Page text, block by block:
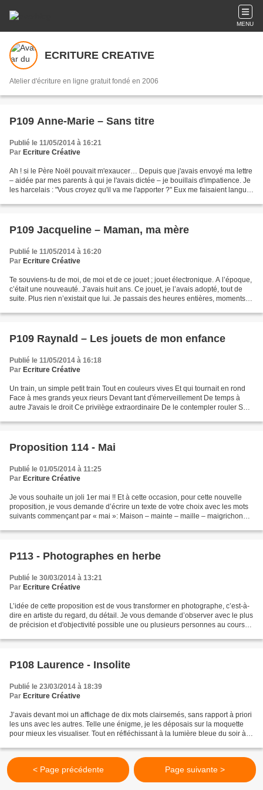
MENU
ECRITURE CREATIVE
Atelier d'écriture en ligne gratuit fondé en 2006
P109 Anne-Marie – Sans titre
Publié le 11/05/2014 à 16:21
Par Ecriture Créative
Ah ! si le Père Noël pouvait m'exaucer… Depuis que j'avais envoyé ma lettre
– aidée par mes parents à qui je l'avais dictée – je bouillais d'impatience. Je
les harcelais : "Vous croyez qu'il va me l'apporter ?" Eux me faisaient languir,
P109 Jacqueline – Maman, ma mère
Publié le 11/05/2014 à 16:20
Par Ecriture Créative
Te souviens-tu de moi, de moi et de ce jouet ; jouet électronique. A l’époque,
c’était une nouveauté. J’avais huit ans. Ce jouet, je l’avais adopté, tout de
suite. Plus rien n’existait que lui. Je passais des heures entières, moments
P109 Raynald – Les jouets de mon enfance
Publié le 11/05/2014 à 16:18
Par Ecriture Créative
Un train, un simple petit train Tout en couleurs vives Et qui tournait en rond
Face à mes grands yeux rieurs Devant tant d'émerveillement De temps à
autre J'avais le droit Ce privilège extraordinaire De le contempler rouler Sur
Proposition 114 - Mai
Publié le 01/05/2014 à 11:25
Par Ecriture Créative
Je vous souhaite un joli 1er mai !! Et à cette occasion, pour cette nouvelle
proposition, je vous demande d’écrire un texte de votre choix avec les mots
suivants commençant par « mai »: Maison – mainte – maille – maigrichonne
P113 - Photographes en herbe
Publié le 30/03/2014 à 13:21
Par Ecriture Créative
L’idée de cette proposition est de vous transformer en photographe, c’est-à-
dire en artiste du regard, du détail. Je vous demande d’observer avec le plus
de précision et d'objectivité possible une ou plusieurs personnes au cours
P108 Laurence - Insolite
Publié le 23/03/2014 à 18:39
Par Ecriture Créative
J’avais devant moi un affichage de dix mots clairsemés, sans rapport à priori
les uns avec les autres. Telle une énigme, je les déposais sur la moquette
pour mieux les visualiser. Tout en réfléchissant à la lumière bleue du soir à la
< Page précédente Page suivante >